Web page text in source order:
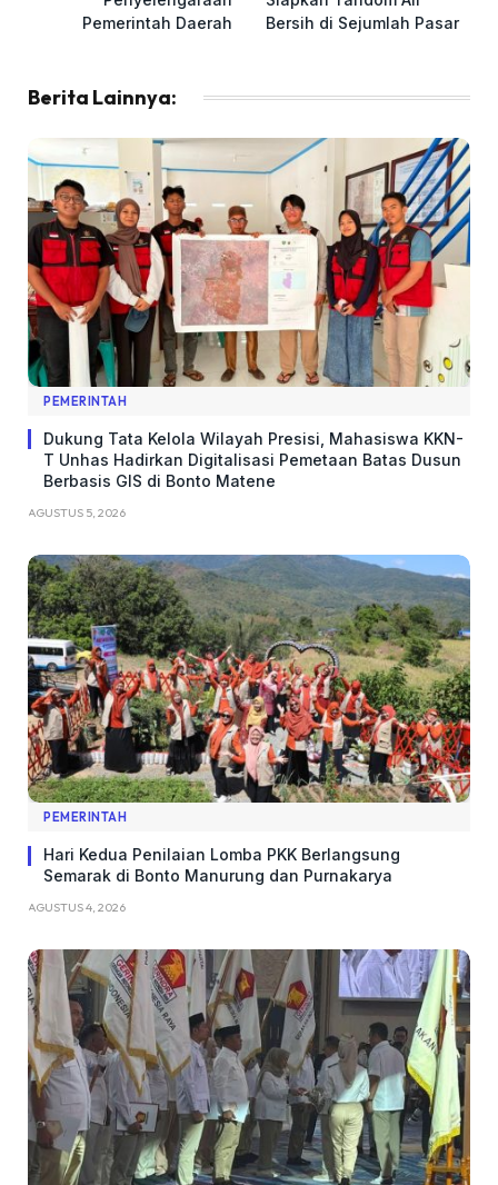
Pemerintah Daerah
Bersih di Sejumlah Pasar
Berita Lainnya:
PEMERINTAH
Dukung Tata Kelola Wilayah Presisi, Mahasiswa KKN-
T Unhas Hadirkan Digitalisasi Pemetaan Batas Dusun
Berbasis GIS di Bonto Matene
AGUSTUS 5, 2026
PEMERINTAH
Hari Kedua Penilaian Lomba PKK Berlangsung
Semarak di Bonto Manurung dan Purnakarya
AGUSTUS 4, 2026